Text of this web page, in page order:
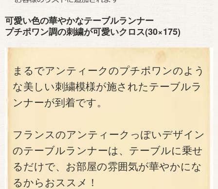
可愛い色の華やかなテーブルランナー
プチポワン調の刺繍が可愛いクロス(30×175)
まるでアンティークのプチポワンのよう
な美しい刺繍模様が施されたテーブルラ
ンナーが到着です。
フランスのアンティークっぽいデザイン
のテーブルランナーは、テーブルに乗せ
るだけで、お部屋の雰囲気が華やかにな
るからおススメ！